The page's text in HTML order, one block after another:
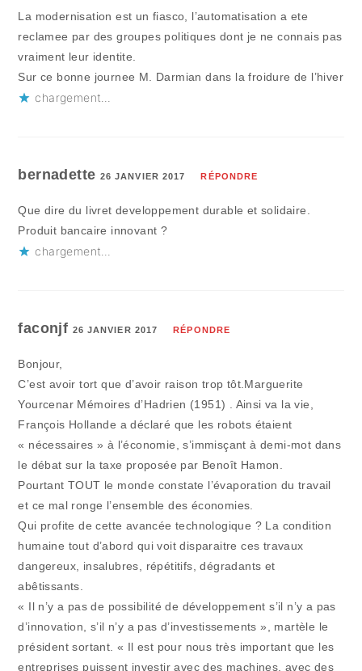
La modernisation est un fiasco, l’automatisation a ete
reclamee par des groupes politiques dont je ne connais pas
vraiment leur identite.
Sur ce bonne journee M. Darmian dans la froidure de l’hiver
chargement…
bernadette 26 JANVIER 2017 RÉPONDRE
Que dire du livret developpement durable et solidaire.
Produit bancaire innovant ?
chargement…
faconjf 26 JANVIER 2017 RÉPONDRE
Bonjour,
C’est avoir tort que d’avoir raison trop tôt.Marguerite
Yourcenar Mémoires d’Hadrien (1951) . Ainsi va la vie,
François Hollande a déclaré que les robots étaient
« nécessaires » à l’économie, s’immisçant à demi-mot dans
le débat sur la taxe proposée par Benoît Hamon.
Pourtant TOUT le monde constate l’évaporation du travail
et ce mal ronge l’ensemble des économies.
Qui profite de cette avancée technologique ? La condition
humaine tout d’abord qui voit disparaitre ces travaux
dangereux, insalubres, répétitifs, dégradants et
abêtissants.
« Il n’y a pas de possibilité de développement s’il n’y a pas
d’innovation, s’il n’y a pas d’investissements », martèle le
président sortant. « Il est pour nous très important que les
entreprises puissent investir avec des machines, avec des